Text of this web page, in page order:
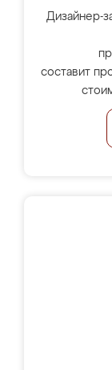
Дизайнер-
составит